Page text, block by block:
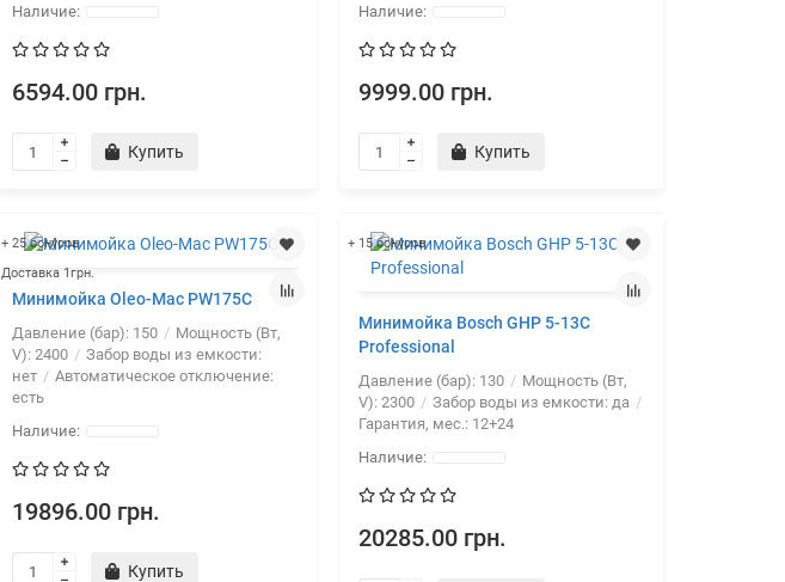
6594.00 грн.
Купить
9999.00 грн.
Купить
+ 25 бонусов
Доставка 1грн.
Минимойка Oleo-Mac PW175C
Давление (бар): 150
Мощность (Вт,
V): 2400
Забор воды из емкости:
нет
Автоматическое отключение:
есть
19896.00 грн.
Купить
+ 15 бонусов
Минимойка Bosch GHP 5-13C
Professional
Давление (бар): 130
Мощность (Вт,
V): 2300 Забор воды из емкости: да
Гарантия, мес.: 12+24
20285.00 грн.